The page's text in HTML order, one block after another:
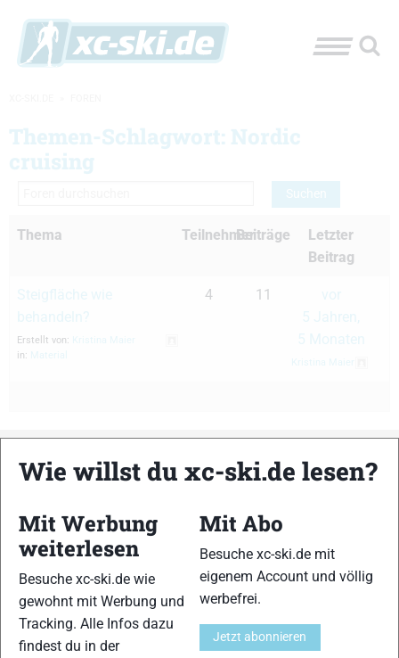
Themen-Schlagwort: Nordic
cruising
Thema TeilnehmerBeiträge
Letzter
Beitrag
Erstellt von:
in:
4 11
xc-ski.de ist DAS deutschsprachige Portal mit aktuellen
Kombination, einer Loipendatenbank,Langlauf
und allem was du sonst noch über deine Lieblingssportarten
wissen solltest.
ObSkilanglauf-Anfänger oder Profi-Sportler, wir haben
immer ein offenes Ohr für dich! Du kannst uns jederzeit über
dasKontaktformular erreichen.
Wie willst du xc-ski.de lesen?
Mit Werbung
weiterlesen
Besuche xc-ski.de wie
gewohnt mit Werbung und
Tracking. Alle Infos dazu
findest du in der
Mit Abo
Besuche xc-ski.de mit
eigenem Account und völlig
werbefrei.
Jetzt abonnieren